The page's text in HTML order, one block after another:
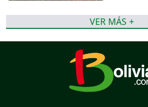
VER MÁS +